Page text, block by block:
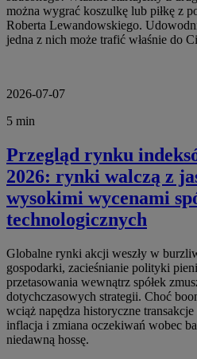
można wygrać koszulkę lub piłkę z
Roberta Lewandowskiego.
jedna z nich może trafić właśnie do
2026-07-07
5 min
Przegląd rynku
2026: rynki walczą z
wysokimi wycenami
technologicznych
Globalne rynki akcji weszły w
gospodarki, zacieśnianie polityki
przetasowania wewnątrz spółek
dotychczasowych strategii. Choć
wciąż napędza historyczne
inflacja i zmiana oczekiwań wobec
niedawną hossę.